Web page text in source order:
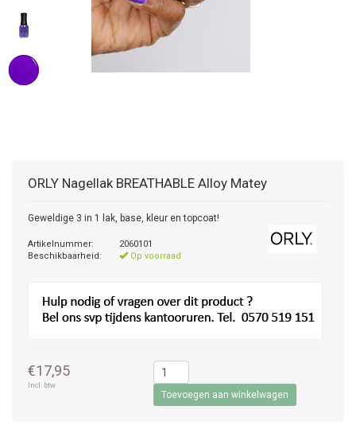
ORLY Nagellak BREATHABLE Alloy Matey
Geweldige 3 in 1 lak, base, kleur en topcoat!
Artikelnummer:
2060101
Beschikbaarheid:
Op voorraad
€17,95
Incl. btw
Toevoegen aan winkelwagen